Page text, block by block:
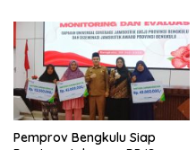
Masih Jadi Sorotan
Pemprov Bengkulu Siap